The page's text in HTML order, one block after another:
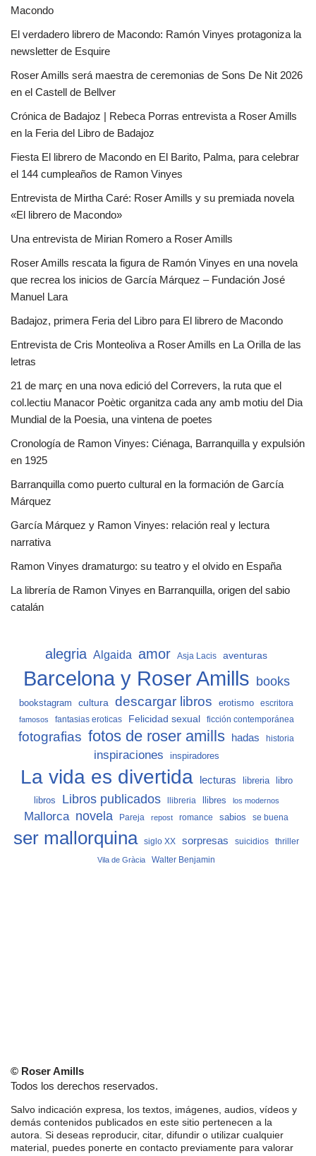
Macondo
El verdadero librero de Macondo: Ramón Vinyes protagoniza la
newsletter de Esquire
Roser Amills será maestra de ceremonias de Sons De Nit 2026
en el Castell de Bellver
Crónica de Badajoz | Rebeca Porras entrevista a Roser Amills
en la Feria del Libro de Badajoz
Fiesta El librero de Macondo en El Barito, Palma, para celebrar
el 144 cumpleaños de Ramon Vinyes
Entrevista de Mirtha Caré: Roser Amills y su premiada novela
«El librero de Macondo»
Una entrevista de Mirian Romero a Roser Amills
Roser Amills rescata la figura de Ramón Vinyes en una novela
que recrea los inicios de García Márquez – Fundación José
Manuel Lara
Badajoz, primera Feria del Libro para El librero de Macondo
Entrevista de Cris Monteoliva a Roser Amills en La Orilla de las
letras
21 de març en una nova edició del Correvers, la ruta que el
col.lectiu Manacor Poètic organitza cada any amb motiu del Dia
Mundial de la Poesia, una vintena de poetes
Cronología de Ramon Vinyes: Ciénaga, Barranquilla y expulsión
en 1925
Barranquilla como puerto cultural en la formación de García
Márquez
García Márquez y Ramon Vinyes: relación real y lectura
narrativa
Ramon Vinyes dramaturgo: su teatro y el olvido en España
La librería de Ramon Vinyes en Barranquilla, origen del sabio
catalán
alegria Algaida amor Asja Lacis aventuras
Barcelona y Roser Amills books
bookstagram cultura descargar libros erotismo escritora
famosos fantasias eroticas Felicidad sexual ficción contemporánea
fotografias fotos de roser amills hadas historia
inspiraciones inspiradores
La vida es divertida lecturas libreria
libro
libros
Libros publicados llibreria llibres los modernos
Mallorca novela Pareja repost romance sabios se buena
ser mallorquina siglo XX sorpresas suicidios thriller
Vila de Gràcia Walter Benjamin
© Roser Amills
Todos los derechos reservados.
Salvo indicación expresa, los textos, imágenes, audios, vídeos y
demás contenidos publicados en este sitio pertenecen a la
autora. Si deseas reproducir, citar, difundir o utilizar cualquier
material, puedes ponerte en contacto previamente para valorar